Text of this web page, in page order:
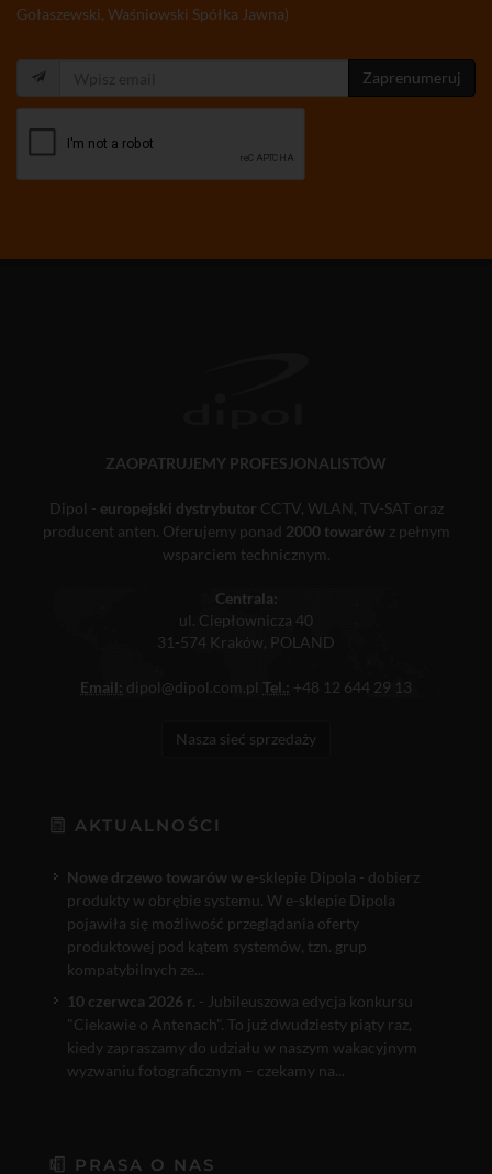
Gołaszewski, Waśniowski Spółka Jawna)
Zaprenumeruj
ZAOPATRUJEMY PROFESJONALISTÓW
Dipol - europejski dystrybutor CCTV, WLAN, TV-SAT oraz
producent anten. Oferujemy ponad 2000 towarówz pełnym
wsparciem technicznym.
Centrala:
ul. Ciepłownicza 40
31-574 Kraków, POLAND
Email: dipol@dipol.com.pl Tel.: +48 12 644 29 13
Nasza sieć sprzedaży
AKTUALNOŚCI
Nowe drzewo towarów w e-sklepie Dipola - dobierz
produkty w obrębie systemu. W e-sklepie Dipola
pojawiła się możliwość przeglądania oferty
produktowej pod kątem systemów, tzn. grup
kompatybilnych ze...
10 czerwca 2026 r. - Jubileuszowa edycja konkursu
"Ciekawie o Antenach". To już dwudziesty piąty raz,
kiedy zapraszamy do udziału w naszym wakacyjnym
wyzwaniu fotograficznym – czekamy na...
PRASA O NAS